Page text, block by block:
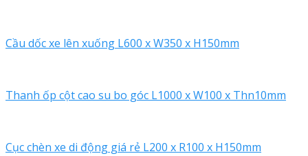
Cầu dốc xe lên xuống L600 x W350 x H150mm
Thanh ốp cột cao su bo góc L1000 x W100 x Thn10mm
Cục chèn xe di động giá rẻ L200 x R100 x H150mm